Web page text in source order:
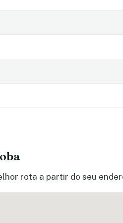
rota a partir do seu